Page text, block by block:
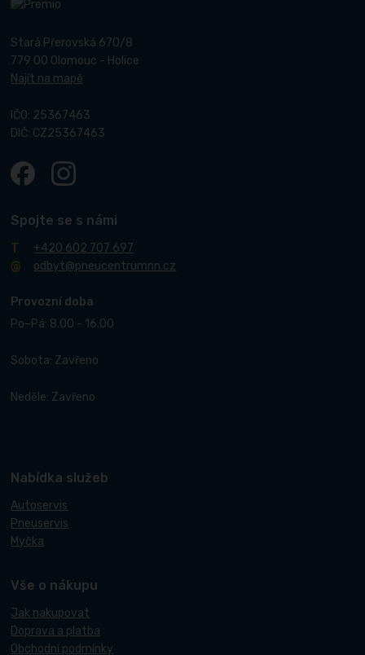
Stará Přerovská 670/8
779 00 Olomouc - Holice
Najít na mapě
IČO: 25367463
DIČ: CZ25367463
Spojte se s námi
+420 602 707 697
odbyt@pneucentrumnn.cz
Provozní doba
Po–Pá: 8.00 - 16.00
Sobota: Zavřeno
Neděle: Zavřeno
Nabídka služeb
Autoservis
Pneuservis
Myčka
Vše o nákupu
Jak nakupovat
Doprava a platba
Obchodní podmínky